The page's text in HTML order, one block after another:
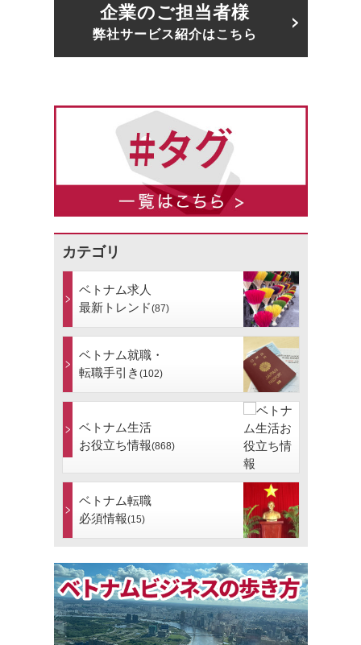
企業のご担当者様
弊社サービス紹介はこちら
カテゴリ
ベトナム求人
最新トレンド(87)
ベトナム就職・
転職手引き (102)
ベトナム生活
お役立ち情報(868)
ベトナム転職
必須情報(15)